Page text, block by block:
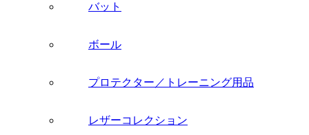
バット
ボール
プロテクター／トレーニング用品
レザーコレクション